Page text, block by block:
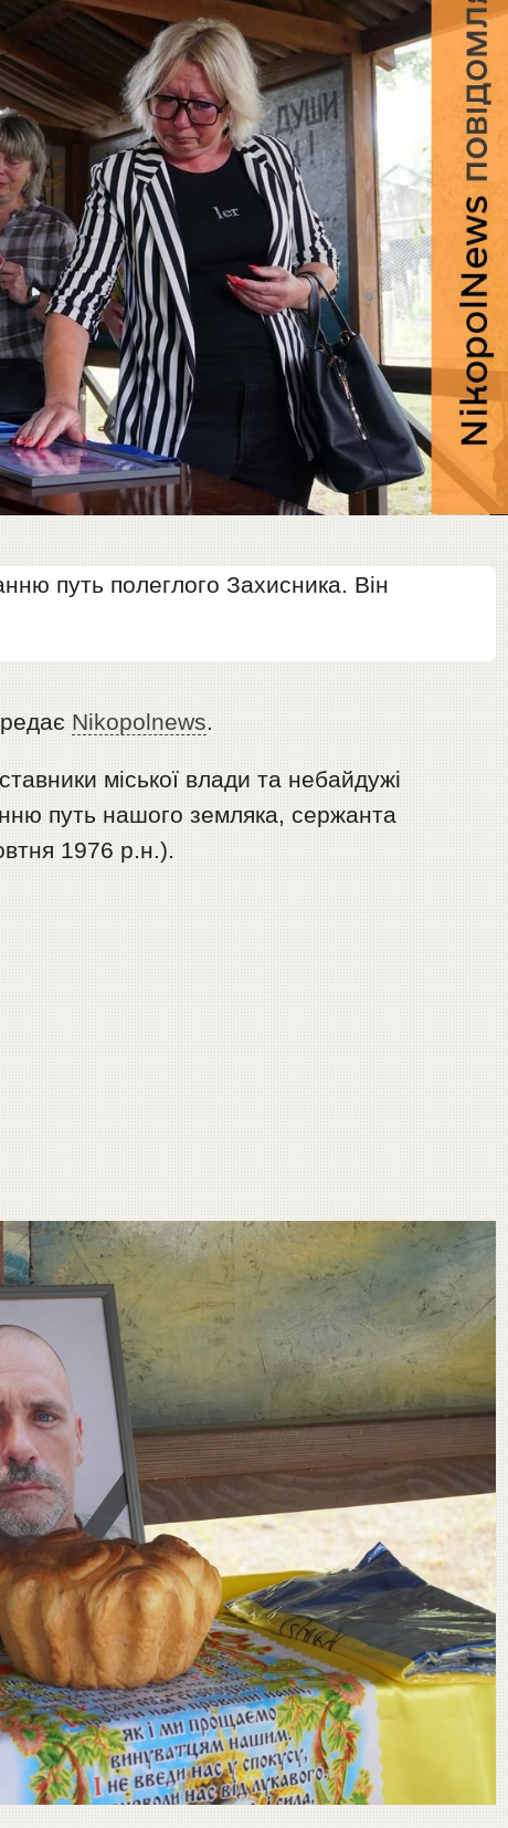
путь полеглого Захисника. Він
Nikopolnews.
міської влади та небайдужі
путь нашого земляка, сержанта
1976 р.н.).